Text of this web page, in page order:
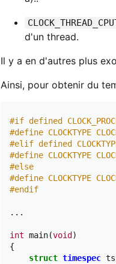
d'un thread.
Il y a en d'autres plus
Ainsi, pour obtenir du
#if defined
#define CLOCKTYPE
#elif defined
#define CLOCKTYPE
#else
#define CLOCKTYPE
#endif
...
int main(void )
{
struct timespec